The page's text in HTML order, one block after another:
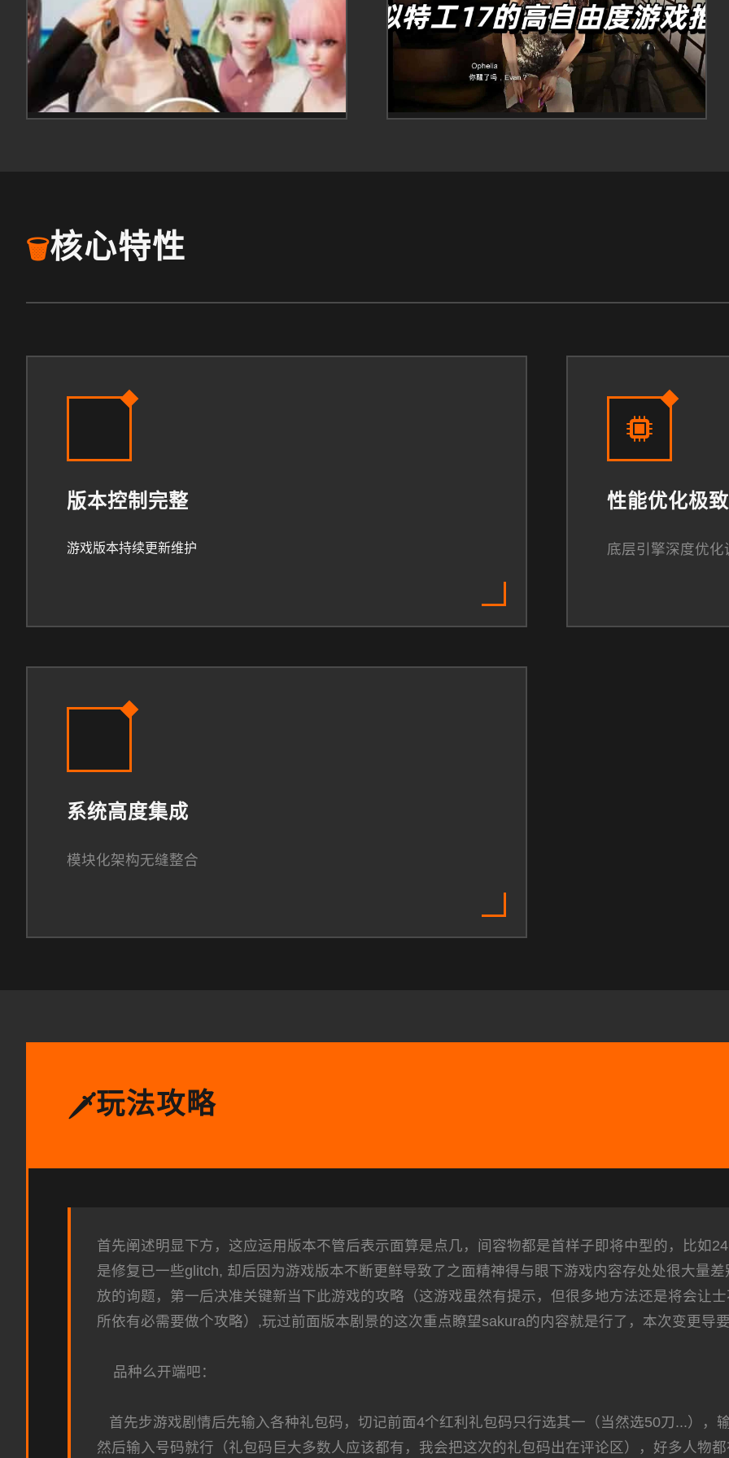
🗑️核心特性
版本控制完整
游戏版本持续更新维护
性能优化极致
底层引擎深度优化
系统高度集成
模块化架构无缝整合
🗡️玩法攻略
首先阐述明显下方，这应运用版本不管后表示面算是点几，间容物都是首样子即将中型的，比如
是修复已一些glitch, 却后因为游戏版本不断更鲜导致了之面精神得与眼下游戏内容存处处很大量
放的询题，第一后决准关键新当下此游戏的攻略（这游戏虽然有提示，但很多地方法还是将会让
所依有必需要做个攻略）,玩过前面版本剧景的这次重点瞭望sakura的内容就是行了，本次变更导
品种么开端吧：
首先步游戏剧情后先输入各种礼包码，切记前面4个红利礼包码只行选其一（当然选50刀...），
然后输入号码就行（礼包码巨大多数人应该都有，我会把这次的礼包码出在评论区），好多人物